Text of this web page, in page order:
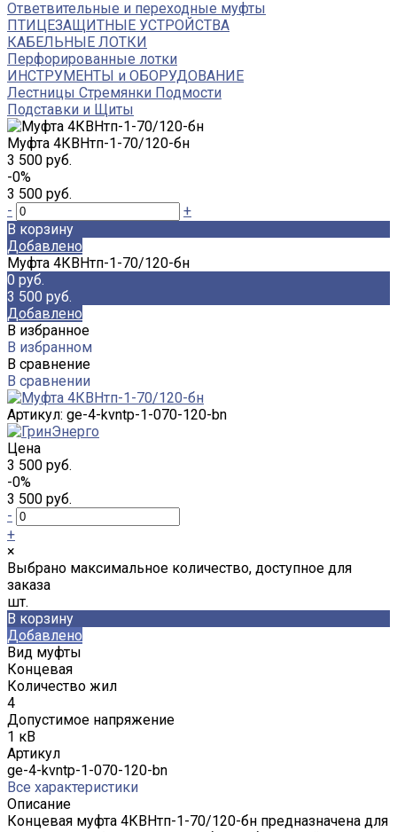
Ответвительные и переходные муфты
ПТИЦЕЗАЩИТНЫЕ УСТРОЙСТВА
КАБЕЛЬНЫЕ ЛОТКИ
Перфорированные лотки
ИНСТРУМЕНТЫ и ОБОРУДОВАНИЕ
Лестницы Стремянки Подмости
Подставки и Щиты
Муфта 4КВНтп-1-70/120-бн
3 500 руб.
-0%
3 500 руб.
-
+
В корзину
Добавлено
Муфта 4КВНтп-1-70/120-бн
0 руб.
3 500 руб.
Добавлено
В избранное
В избранном
В сравнение
В сравнении
Артикул: ge-4-kvntp-1-070-120-bn
Цена
3 500 руб.
-0%
3 500 руб.
-
+
×
Выбрано максимальное количество, доступное для
заказа
шт.
В корзину
Добавлено
Вид муфты
Концевая
Количество жил
4
Допустимое напряжение
1 кВ
Артикул
ge-4-kvntp-1-070-120-bn
Все характеристики
Описание
Концевая муфта 4КВНтп-1-70/120-бн предназначена для